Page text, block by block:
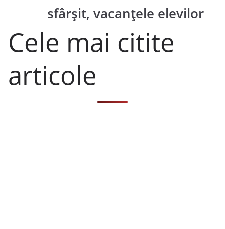
sfârșit, vacanțele elevilor
Cele mai citite
articole